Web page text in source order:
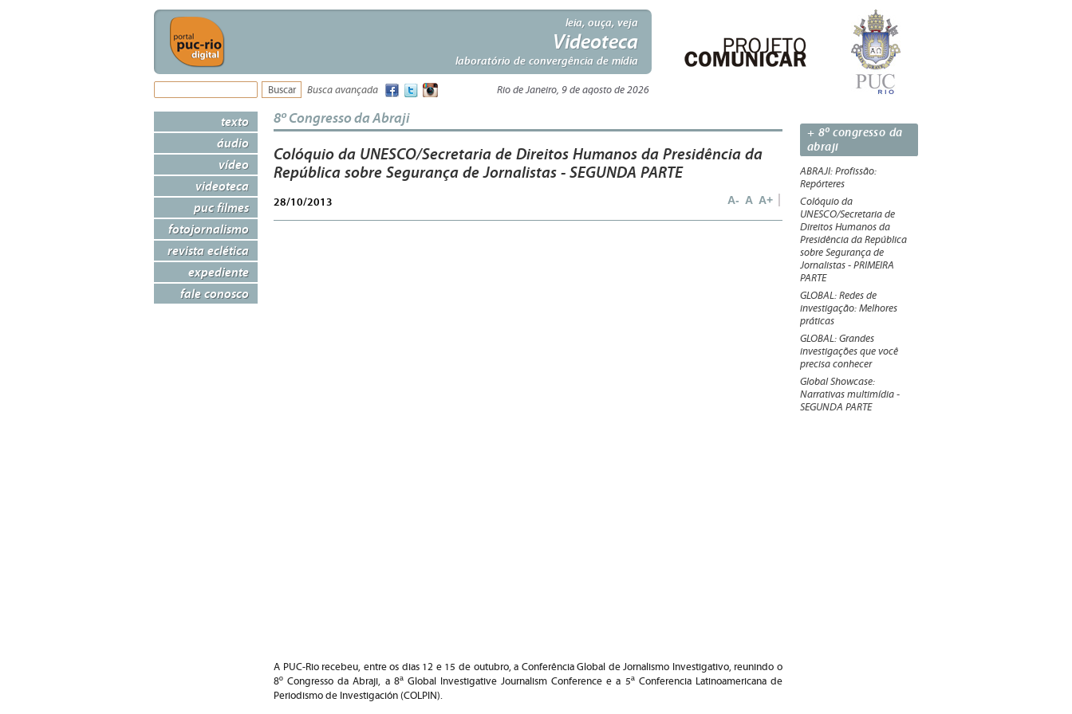
leia, ouça, veja
Videoteca
laboratório de convergência de mídia
Busca avançada Rio de Janeiro, 9 de agosto de 2026
texto
áudio
vídeo
videoteca
puc filmes
fotojornalismo
revista eclética
expediente
fale conosco
8º Congresso da Abraji
Colóquio da UNESCO/Secretaria de Direitos Humanos da Presidência da
República sobre Segurança de Jornalistas - SEGUNDA PARTE
28/10/2013 A- A A+
A PUC-Rio recebeu, entre os dias 12 e 15 de outubro, a Conferência Global de Jornalismo Investigativo, reunindo o
8º Congresso da Abraji, a 8ª Global Investigative Journalism Conference e a 5ª Conferencia Latinoamericana de
Periodismo de Investigación (COLPIN).
+ 8º congresso da
abraji
ABRAJI: Profissão:
Repórteres
Colóquio da
UNESCO/Secretaria de
Direitos Humanos da
Presidência da República
sobre Segurança de
Jornalistas - PRIMEIRA
PARTE
GLOBAL: Redes de
investigação: Melhores
práticas
GLOBAL: Grandes
investigações que você
precisa conhecer
Global Showcase:
Narrativas multimídia -
SEGUNDA PARTE